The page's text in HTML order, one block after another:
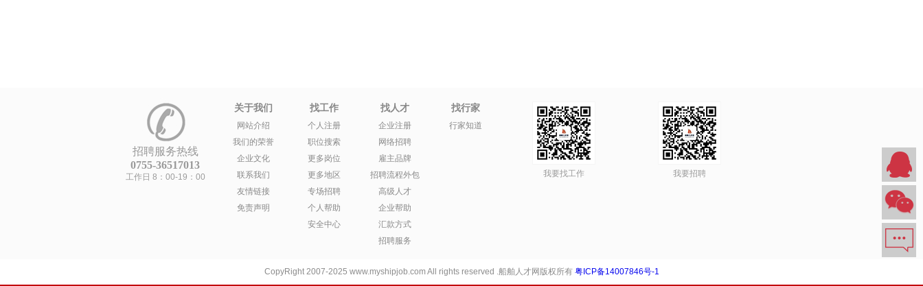
招聘服务热线
0755-36517013
工作日 8：00-19：00
关于我们
网站介绍
我们的荣誉
企业文化
联系我们
友情链接
免责声明
找工作
个人注册
职位搜索
更多岗位
更多地区
专场招聘
个人帮助
安全中心
找人才
企业注册
网络招聘
雇主品牌
招聘流程外包
高级人才
企业帮助
汇款方式
招聘服务
找行家
行家知道
我要找工作 我要招聘
CopyRight 2007-2025 www.myshipjob.com All rights reserved .船舶人才网版权所有 粤ICP备14007846号-1